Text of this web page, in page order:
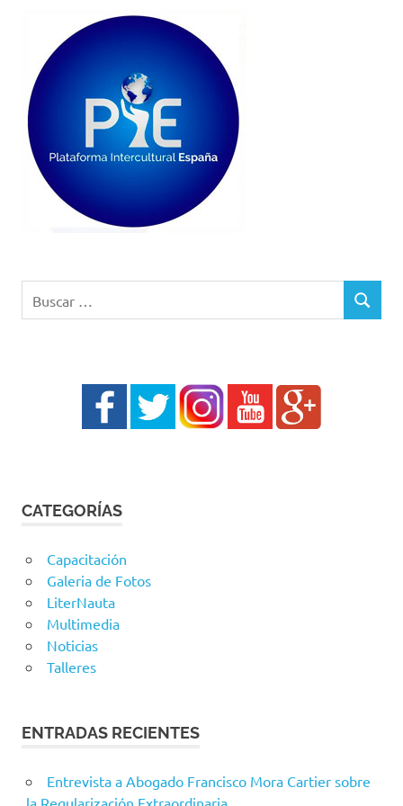
BUSCAR
CATEGORÍAS
Capacitación
Galeria de Fotos
LiterNauta
Multimedia
Noticias
Talleres
ENTRADAS RECIENTES
Entrevista a Abogado Francisco Mora Cartier sobre